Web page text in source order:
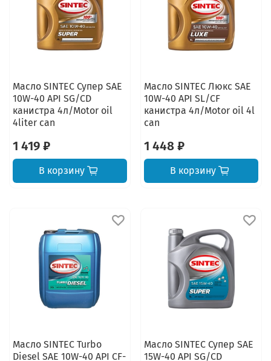
Масло SINTEC Супер SAE
10W-40 API SG/CD
канистра 4л/Motor oil
4liter can
1 419 ₽
В корзину
Масло SINTEC Люкс SAE
10W-40 API SL/CF
канистра 4л/Motor oil 4l
can
1 448 ₽
В корзину
Масло SINTEC Turbo
Diesel SAE 10W-40 API CF-
Масло SINTEC Супер SAE
15W-40 API SG/CD